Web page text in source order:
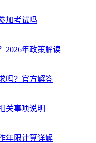
加考试吗
2026年政策解读
吗？官方解答
关事项说明
年限计算详解